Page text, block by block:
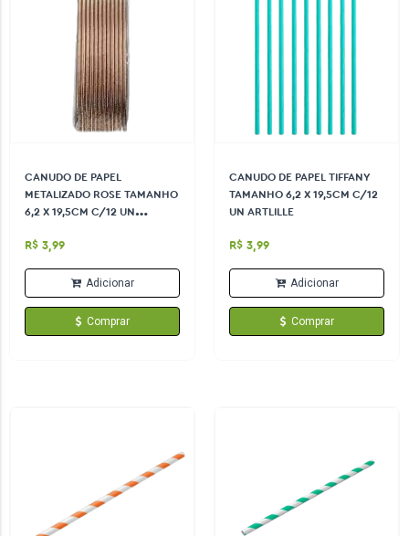
CANUDO DE PAPEL
METALIZADO ROSE TAMANHO
6,2 X 19,5CM C/12 UN
R$ 3,99
Adicionar
Comprar
CANUDO DE PAPEL TIFFANY
TAMANHO 6,2 X 19,5CM C/12
UN ARTLILLE
R$ 3,99
Adicionar
Comprar